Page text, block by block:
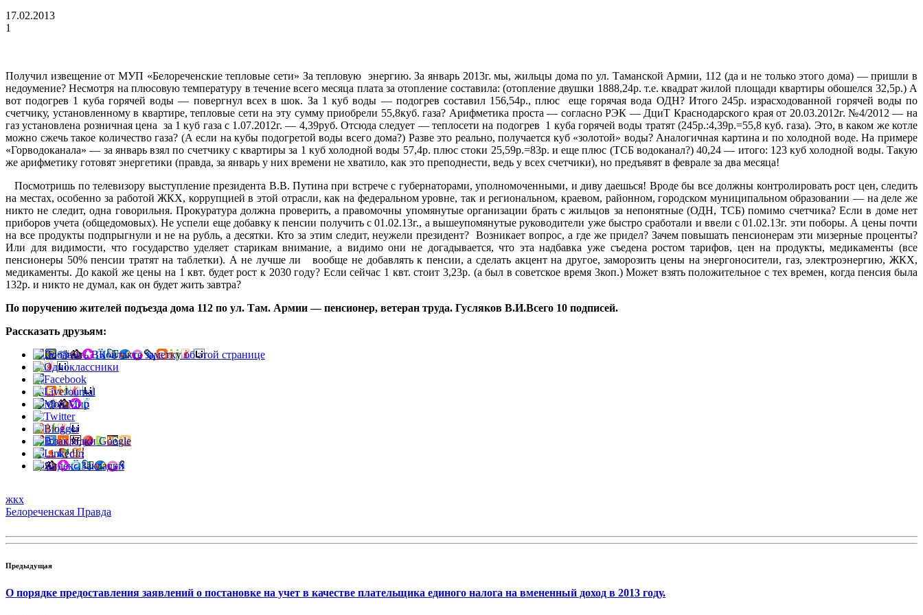
17.02.2013
1
Получил извещение от МУП «Белореченские тепловые сети» За тепловую энергию. За январь 2013г. мы, жильцы дома по ул. Таманской Армии, 112 (да и не только этого дома) — пришли в
недоумение? Несмотря на плюсовую температуру в течение всего месяца плата за отопление составила: (отопление двушки 1888,24р. т.е. квадрат жилой площади квартиры обошелся 32,5р.) А
вот подогрев 1 куба горячей воды — повергнул всех в шок. За 1 куб воды — подогрев составил 156,54р., плюс еще горячая вода ОДН? Итого 245р. израсходованной горячей воды по
счетчику, установленному в квартире, тепловые сети на эту сумму приобрели 55,8куб. газа? Арифметика проста — согласно РЭК — ДциТ Краснодарского края от 20.03.2012г. №4/2012 — на
газ установлена розничная цена за 1 куб газа с 1.07.2012г. — 4,39руб. Отсюда следует — теплосети на подогрев 1 куба горячей воды тратят (245р.:4,39р.=55,8 куб. газа). Это, в каком же котле
можно сжечь такое количество газа? (А если на кубы подогретой воды всего дома?) Разве это реально, получается куб «золотой» воды? Аналогичная картина и по холодной воде. На примере
«Горводоканала» — за январь взял по счетчику с квартиры за 1 куб холодной воды 57,4р. плюс стоки 25,59р.=83р. и еще плюс (ТСБ водоканал?) 40,24 — итого: 123 куб холодной воды. Такую
же арифметику готовят энергетики (правда, за январь у них времени не хватило, как это преподнести, ведь у всех счетчики), но предъявят в феврале за два месяца!
Посмотришь по телевизору выступление президента В.В. Путина при встрече с губернаторами, уполномоченными, и диву даешься! Вроде бы все должны контролировать рост цен, следить
на местах, особенно за работой ЖКХ, коррупцией в этой отрасли, как на федеральном уровне, так и региональном, краевом, районном, городском муниципальном образовании — на деле же
никто не следит, одна говорильня. Прокуратура должна проверить, а правомочны упомянутые организации брать с жильцов за непонятные (ОДН, ТСБ) помимо счетчика? Если в доме нет
приборов учета (общедомовых). Не успели еще добавку к пенсии получить с 01.02.13г., а вышеупомянутые руководители уже быстро сработали и ввели с 01.02.13г. эти поборы. А цены почти
на все продукты подпрыгнули и не на рубль, а десятки. Кто за этим следит, неужели президент? Возникает вопрос, а где же придел? Зачем повышать пенсионерам эти мизерные проценты?
Или для видимости, что государство уделяет старикам внимание, а видимо они не догадывается, что эта надбавка уже съедена ростом тарифов, цен на продукты, медикаменты (все
пенсионеры 50% пенсии тратят на таблетки). А не лучше ли вообще не добавлять к пенсии, а сделать акцент на другое, заморозить цены на энергоносители, газ, электроэнергию, ЖКХ,
медикаменты. До какой же цены на 1 квт. будет рост к 2030 году? Если сейчас 1 квт. стоит 3,23р. (а был в советское время 3коп.) Может взять положительное с тех времен, когда пенсия была
132р. и никто не думал, как он будет жить завтра?
По поручению жителей подъезда дома 112 по ул. Там. Армии — пенсионер, ветеран труда. Гусляков В.И.Всего 10 подписей.
Рассказать друзьям:
жкх
Белореченская Правда
Предыдущая
О порядке предоставления заявлений о постановке на учет в качестве плательщика единого налога на вмененный доход в 2013 году.